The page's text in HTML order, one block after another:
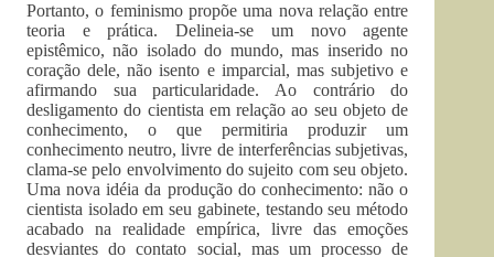
Portanto, o feminismo propõe uma nova relação entre
teoria e prática. Delineia-se um novo agente
epistêmico, não isolado do mundo, mas inserido no
coração dele, não isento e imparcial, mas subjetivo e
afirmando sua particularidade. Ao contrário do
desligamento do cientista em relação ao seu objeto de
conhecimento, o que permitiria produzir um
conhecimento neutro, livre de interferências subjetivas,
clama-se pelo envolvimento do sujeito com seu objeto.
Uma nova idéia da produção do conhecimento: não o
cientista isolado em seu gabinete, testando seu método
acabado na realidade empírica, livre das emoções
desviantes do contato social, mas um processo de